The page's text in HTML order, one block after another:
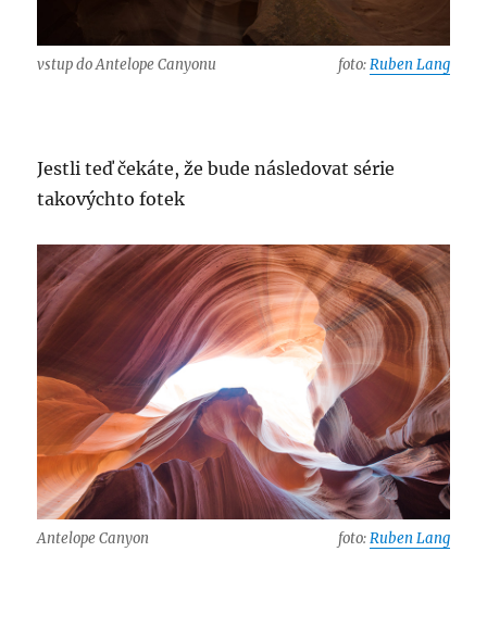
vstup do Antelope Canyonu foto:Ruben Lang
Jestli teď čekáte, že bude následovat série
takovýchto fotek
Antelope Canyon foto:Ruben Lang